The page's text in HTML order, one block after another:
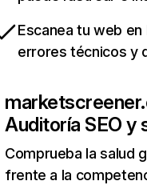
Escanea tu web
errores técnicos y
Auditoría SEO y
Comprueba la salud
frente a la